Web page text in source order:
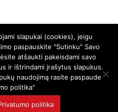
slapukai (cookies), jeigu
paspauskite "Sutinku" Savo
atšaukti pakeisdami savo
ir ištrindami įrašytus slapukus.
naudojimą rasite paspaude
politika"
politika